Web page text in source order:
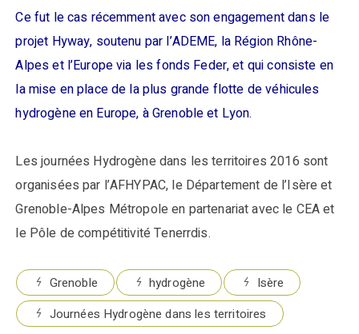
Ce fut le cas récemment avec son engagement dans le
projet Hyway, soutenu par l’ADEME, la Région Rhône-
Alpes et l’Europe via les fonds Feder, et qui consiste en
la mise en place de la plus grande flotte de véhicules
hydrogène en Europe, à Grenoble et Lyon.
Les journées Hydrogène dans les territoires 2016 sont
organisées par l’AFHYPAC, le Département de l’Isère et
Grenoble-Alpes Métropole en partenariat avec le CEA et
le Pôle de compétitivité Tenerrdis.
Grenoble hydrogène
Isère
Journées Hydrogène dans les territoires